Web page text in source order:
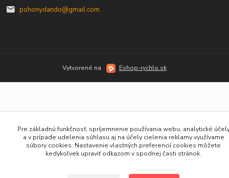
pohonydando@gmail.com
Vytvorené na Eshop-rychlo.sk
Pre základnú funkčnosť, spríjemnenie používania webu, analytické
a v prípade udelenia súhlasu aj na účely cielenia reklamy využívame
súbory cookies. Nastavenie vlastných preferencií cookies môžete
kedykoľvek upraviť odkazom v spodnej časti stránok.